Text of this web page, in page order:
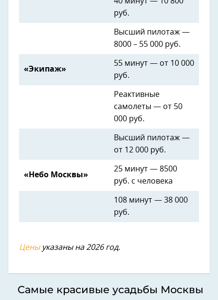
руб.
Высший пилотаж —
8000 – 55 000 руб.
«Экипаж»
55 минут — от 10 000
руб.
Реактивные
самолеты — от 50
000 руб.
Высший пилотаж —
от 12 000 руб.
«Небо Москвы»
25 минут — 8500
руб. с человека
108 минут — 38 000
руб.
Ценыуказаны на 2026 год.
Самые красивые усадьбы Москвы